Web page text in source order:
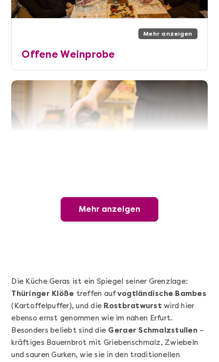
Mehr anzeigen
Offene Weinprobe
Wunderschöner Weinabend
Mehr anzeigen
Mehr anzeigen
Die Küche Geras ist ein Spiegel seiner Grenzlage:
Thüringer Klöße treffen aufvogtländische Bambes
(Kartoffelpuffer), und die Rostbratwurst wird hier
ebenso ernst genommen wie im nahen Erfurt.
Besonders beliebt sind die Geraer Schmalzstullen–
kräftiges Bauernbrot mit Griebenschmalz, Zwiebeln
und sauren Gurken, wie sie in den traditionellen